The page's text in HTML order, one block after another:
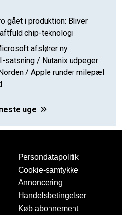
gået i produktion: Bliver
chip-teknologi
afslører ny
satsning / Nutanix udpeger
/ Apple runder milepæl
uge
Persondatapolitik
Cookie-samtykke
Annoncering
Handelsbetingelser
Køb abonnement